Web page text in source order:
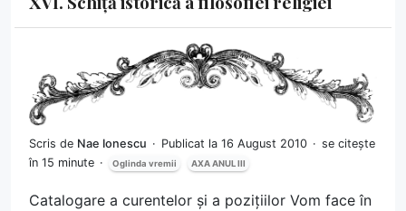
Scris de Nae Ionescu Publicat la 16 August 2010
se citește
în 15 minute
Oglinda vremii AXA ANUL III
Catalogare a curentelor și a pozițiilor Vom face în